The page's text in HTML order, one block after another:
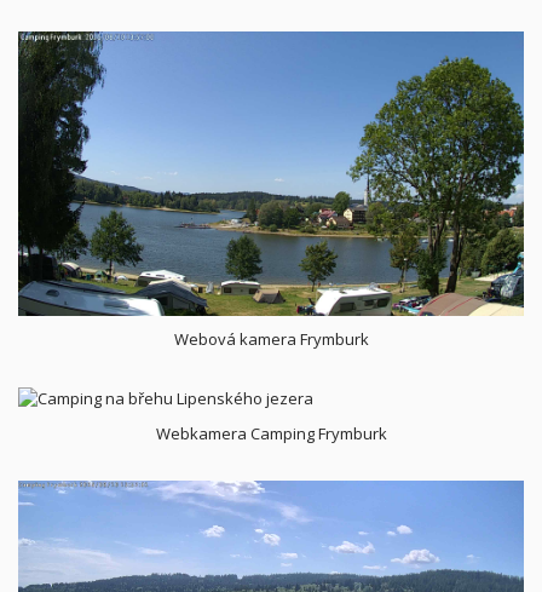
Webová kamera Frymburk
Webkamera Camping Frymburk